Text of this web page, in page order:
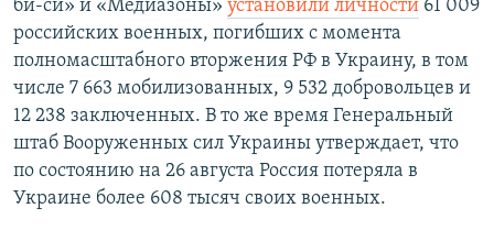
би-си» и «Медиазоны» установили личности 61 009
российских военных, погибших с момента
полномасштабного вторжения РФ в Украину, в том
числе 7 663 мобилизованных, 9 532 добровольцев и
12 238 заключенных. В то же время Генеральный
штаб Вооруженных сил Украины утверждает, что
по состоянию на 26 августа Россия потеряла в
Украине более 608 тысяч своих военных.